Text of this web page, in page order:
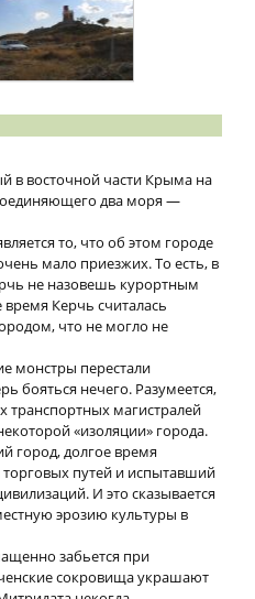
в восточной части Крыма на
два моря —
то, что об этом городе
мало приезжих. То есть, в
не назовешь курортным
Керчь считалась
что не могло не
монстры перестали
бояться нечего. Разумеется,
транспортных магистралей
«изоляции» города.
город, долгое время
путей и испытавший
И это сказывается
эрозию культуры в
забьется при
сокровища украшают